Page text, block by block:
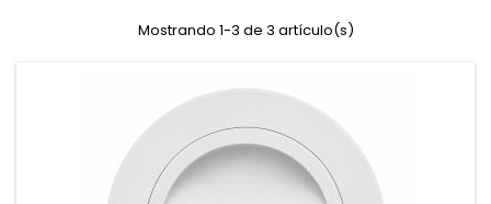
Mostrando 1-3 de 3 artículo(s)